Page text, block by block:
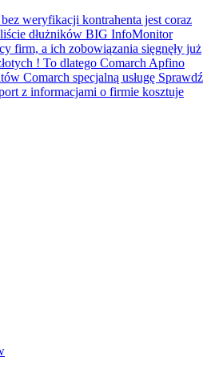
weryfikacji kontrahenta jest coraz
dłużników BIG InfoMonitor
firm, a ich zobowiązania sięgnęły już
! To dlatego Comarch Apfino
Comarch specjalną usługę Sprawdź
z informacjami o firmie kosztuje